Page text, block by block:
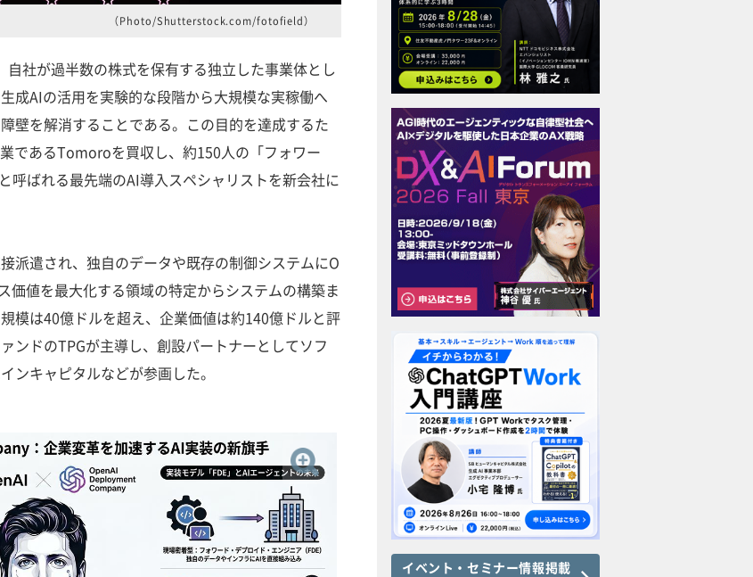
（Photo/Shutterstock.com/fotofield）
社が過半数の株式を保有する独立した事業体とし
成AIの活用を実験的な段階から大規模な実稼働へ
壁を解消することである。この目的を達成するた
であるTomoroを買収し、約150人の「フォワー
呼ばれる最先端のAI導入スペシャリストを新会社に
派遣され、独自のデータや既存の制御システムにO
価値を最大化する領域の特定からシステムの構築ま
模は40億ドルを超え、企業価値は約140億ドルと評
ンドのTPGが主導し、創設パートナーとしてソフ
ンキャピタルなどが参画した。
イベント・セミナー情報掲載